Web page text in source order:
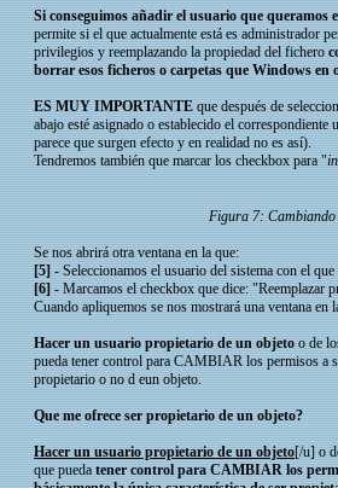
Si conseguimos añadir el usuario que queramos
permite si el que actualmente está es administrador
privilegios y reemplazando la propiedad del fichero
borrar esos ficheros o carpetas que Windows en
ES MUY IMPORTANTEque después de
abajo esté asignado o establecido el
parece que surgen efecto y en realidad no es así).
Tendremos también que marcar los checkbox para "
Figura 7:
Se nos abrirá otra ventana en la que:
[5]- Seleccionamos el usuario del sistema con el
[6]- Marcamos el checkbox que dice: "Reemplazar
Cuando apliquemos se nos mostrará una ventana en
Hacer un usuario propietario de un objetoo de
pueda tener control para CAMBIAR los permisos a
propietario o no d eun objeto.
Que me ofrece ser propietario de un objeto?
Hacer un usuario propietario de un objeto[/u] o
que puedatener control para CAMBIAR los